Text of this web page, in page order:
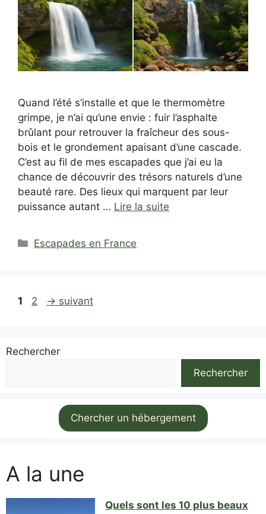
Quand l’été s’installe et que le thermomètre
grimpe, je n’ai qu’une envie : fuir l’asphalte
brûlant pour retrouver la fraîcheur des sous-
bois et le grondement apaisant d’une cascade.
C’est au fil de mes escapades que j’ai eu la
chance de découvrir des trésors naturels d’une
beauté rare. Des lieux qui marquent par leur
puissance autant … Lire la suite
Catégories
Escapades en France
Page
1 Page
2 → suivant
Rechercher
Rechercher
Chercher un hébergement
A la une
Quels sont les 10 plus beaux